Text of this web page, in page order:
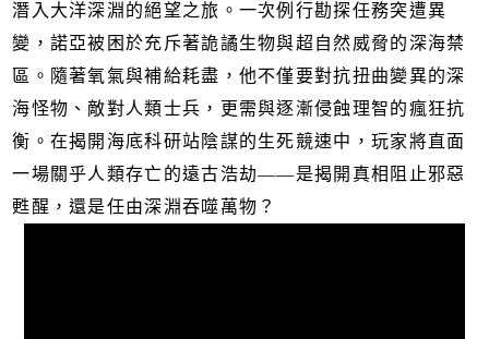
潛入大洋深淵的絕望之旅。一次例行勘探任務突遭異
變，諾亞被困於充斥著詭譎生物與超自然威脅的深海禁
區。隨著氧氣與補給耗盡，他不僅要對抗扭曲變異的深
海怪物、敵對人類士兵，更需與逐漸侵蝕理智的瘋狂抗
衡。在揭開海底科研站陰謀的生死競速中，玩家將直面
一場關乎人類存亡的遠古浩劫——是揭開真相阻止邪惡
甦醒，還是任由深淵吞噬萬物？